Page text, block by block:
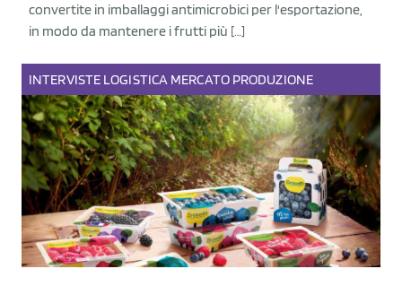
convertite in imballaggi antimicrobici per l'esportazione,
in modo da mantenere i frutti più […]
INTERVISTE LOGISTICA MERCATO PRODUZIONE